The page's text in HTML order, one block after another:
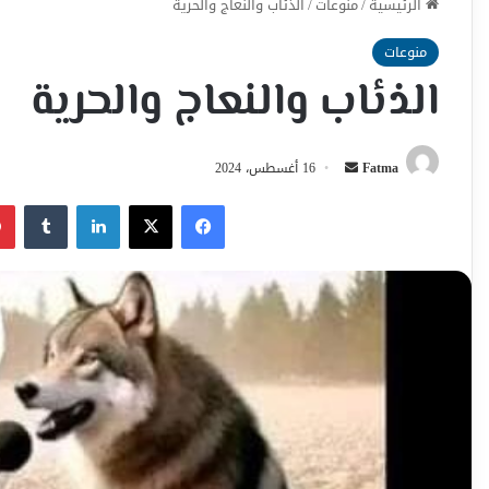
منوعات
الذئاب والنعاج والحرية
Fatma
أرسل 16 أغسطس، 2024
فيسبوك‫X لينكدإن